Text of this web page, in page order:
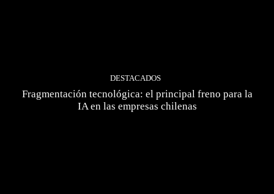
DESTACADOS
Fragmentación tecnológica: el principal freno para la
IA en las empresas chilenas